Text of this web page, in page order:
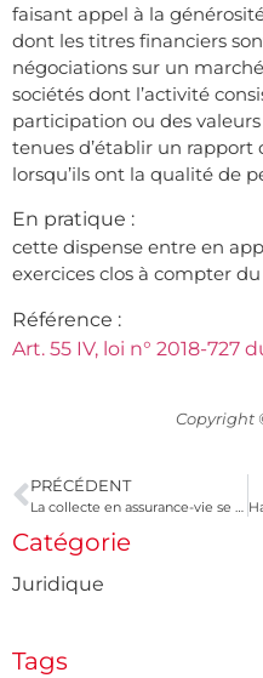
faisant appel à la
dont les titres financiers
négociations sur un
sociétés dont l’activité
participation ou des
tenues d’établir un
lorsqu’ils ont la qualité de
En pratique :
cette dispense entre en
exercices clos à compter du
Référence :
Art. 55 IV, loi n° 2018-727
Copyright
PRÉCÉDENT
La collecte en assurance-vie se redresse
Catégorie
Juridique
Tags